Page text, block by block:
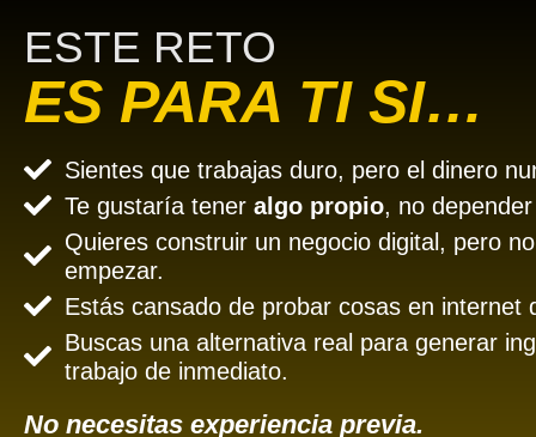
ESTE RETO
ES PARA TI SI…
Sientes que trabajas duro, pero el dinero
Te gustaría tener algo propio, no
Quieres construir un negocio digital, pero
empezar.
Estás cansado de probar cosas en internet
Buscas una alternativa real para generar
trabajo de inmediato.
No necesitas experiencia previa.